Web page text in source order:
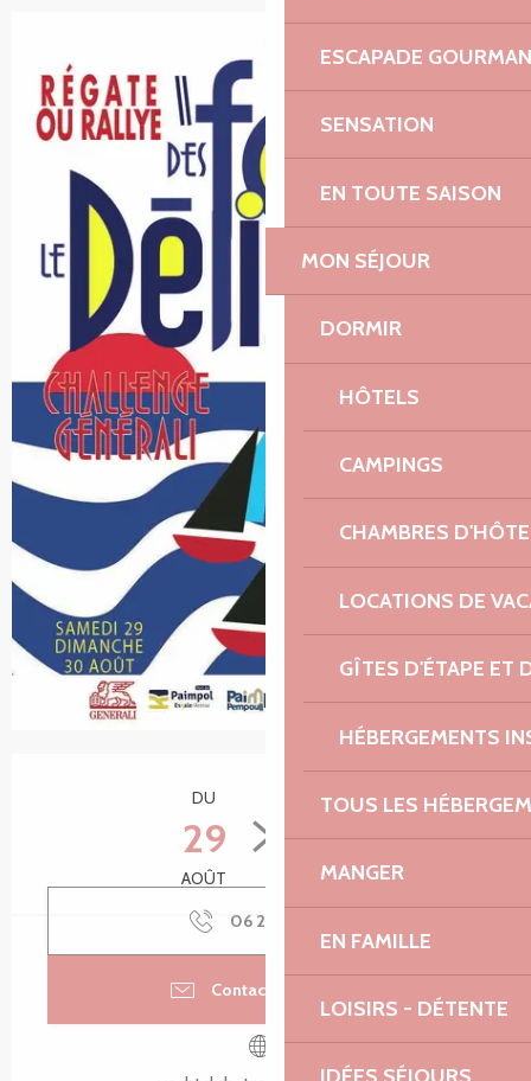
ESCAPADE
SENSATION
EN TOUTE SAISON
MON SÉJOUR
DORMIR
HÔTELS
CAMPINGS
CHAMBRES
LOCATIONS DE
GÎTES D'ÉTAPE ET
HÉBERGEMENTS
TOUS LES
MANGER
EN FAMILLE
LOISIRS - DÉTENTE
DU
29
AOÛT
AU
30
AOÛT
06 22 41 61
Contacter par email